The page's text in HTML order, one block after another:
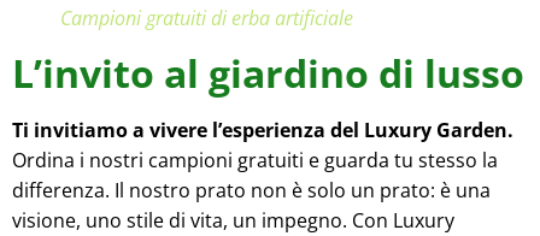
Campioni gratuiti di erba artificiale
L’invito al giardino di lusso
Ti invitiamo a vivere l’esperienza del Luxury Garden.
Ordina i nostri campioni gratuiti e guarda tu stesso la
differenza. Il nostro prato non è solo un prato: è una
visione, uno stile di vita, un impegno. Con Luxury